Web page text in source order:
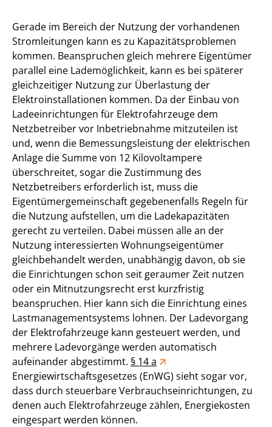
Gerade im Bereich der Nutzung der vorhandenen
Stromleitungen kann es zu Kapazitätsproblemen
kommen. Beanspruchen gleich mehrere Eigentümer
parallel eine Lademöglichkeit, kann es bei späterer
gleichzeitiger Nutzung zur Überlastung der
Elektroinstallationen kommen. Da der Einbau von
Ladeeinrichtungen für Elektrofahrzeuge dem
Netzbetreiber vor Inbetriebnahme mitzuteilen ist
und, wenn die Bemessungsleistung der elektrischen
Anlage die Summe von 12 Kilovoltampere
überschreitet, sogar die Zustimmung des
Netzbetreibers erforderlich ist, muss die
Eigentümergemeinschaft gegebenenfalls Regeln für
die Nutzung aufstellen, um die Ladekapazitäten
gerecht zu verteilen. Dabei müssen alle an der
Nutzung interessierten Wohnungseigentümer
gleichbehandelt werden, unabhängig davon, ob sie
die Einrichtungen schon seit geraumer Zeit nutzen
oder ein Mitnutzungsrecht erst kurzfristig
beanspruchen. Hier kann sich die Einrichtung eines
Lastmanagementsystems lohnen. Der Ladevorgang
der Elektrofahrzeuge kann gesteuert werden, und
mehrere Ladevorgänge werden automatisch
aufeinander abgestimmt. § 14 a
Energiewirtschaftsgesetzes (EnWG) sieht sogar vor,
dass durch steuerbare Verbrauchseinrichtungen, zu
denen auch Elektrofahrzeuge zählen, Energiekosten
eingespart werden können.